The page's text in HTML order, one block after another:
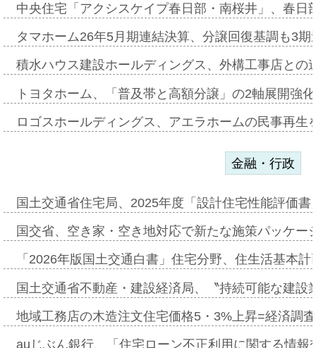
中央住宅「アクシスケイプ春日部・南桜井」、春
タマホーム26年5月期連結決算、分譲回復基調も3
積水ハウス建設ホールディングス、外構工事店と
トヨタホーム、「普及帯と高額分譲」の2軸展開強
ロゴスホールディングス、アエラホームの民事再
金融・行政
国土交通省住宅局、2025年度「設計住宅性能評価
国交省、空き家・空き地対応で新たな施策パッケ
「2026年版国土交通白書」住宅分野、住生活基本
国土交通省不動産・建設経済局、〝持続可能な建
地域工務店の木造注文住宅価格5・3%上昇=経済調
auじぶん銀行、「住宅ローン不正利用に関する情